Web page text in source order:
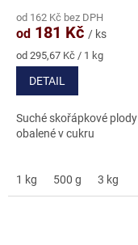
produktu
je
5,0
z
od 162 Kč bez DPH
od 181 Kč / ks
Měrná
cena:
od 295,67 Kč / 1 kg
DETAIL
Suché skořápkové plody
obalené v cukru
1 kg 500 g 3 kg